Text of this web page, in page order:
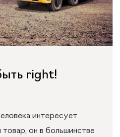
right!
интересует
товар, он в большинстве